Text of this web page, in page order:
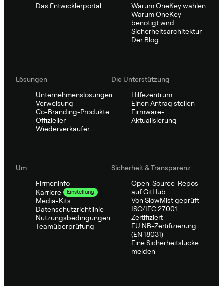
Das Entwicklerportal
Warum OneKey wählen
Warum OneKey
benötigt wird
Sicherheitsarchitektur
Der Blog
Lösungen
Unternehmenslösungen
Verweisung
Co-Branding-Produkte
Offizieller
Wiederverkäufer
Die Unterstützung
Hilfezentrum
Einen Antrag stellen
Firmware-
Aktualisierung
Um
Firmeninfo
Karriere
Einstellung
Media-Kits
Datenschutzrichtlinie
Nutzungsbedingungen
Teamüberprüfung
Sicherheit & Transparenz
Open-Source-Repos
auf GitHub
Von SlowMist geprüft
ISO/IEC 27001
Zertifiziert
EU NB-Zertifizierung
(EN 18031)
Eine Sicherheitslücke
melden